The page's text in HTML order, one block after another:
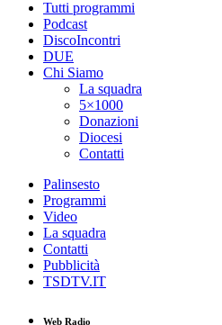
Tutti programmi
Podcast
DiscoIncontri
DUE
Chi Siamo
La squadra
5×1000
Donazioni
Diocesi
Contatti
Palinsesto
Programmi
Video
La squadra
Contatti
Pubblicità
TSDTV.IT
Web Radio